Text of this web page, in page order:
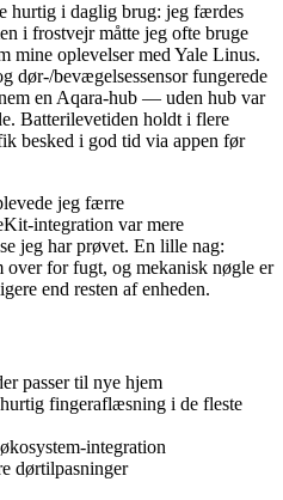
hurtig i daglig brug: jeg færdes
i frostvejr måtte jeg ofte bruge
mine oplevelser med Yale Linus.
dør-/bevægelsessensor fungerede
en Aqara-hub — uden hub var
Batterilevetiden holdt i flere
besked i god tid via appen før
jeg færre
integration var mere
jeg har prøvet. En lille nag:
for fugt, og mekanisk nøgle er
end resten af enheden.
passer til nye hjem
fingeraflæsning i de fleste
integration
dørtilpasninger